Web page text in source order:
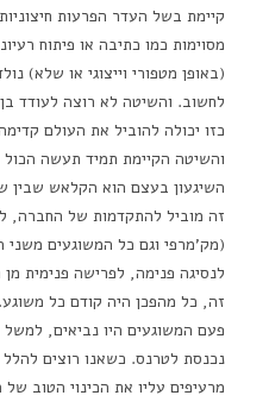
קיימת בשל העדר הפרעות
מסוימות כמו כתיבה או פיתוח
(באופן מטפורי וייצוגי או שלא)
לחשוב. והשיטה לא רוצה לעודד
כזו יכולה להוביל את העולם
והשיטה הקיימת תמיד תעשה הכול
השיגעון בעצם הוא הקלאש שבין
זה מוביל להתקדמות של החברה,
(מק'מרפי וגם כל המשוגעים
לנסיגה פנימה, לפרישה פנימית
זה, כל מהפכן היה קודם כל
פעם המשוגעים היו נביאים,
נכנסת לטרנס. כשאנו רוצים
מרעיפים עליו את הכינוי הטוב של